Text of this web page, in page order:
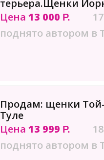
терьера.Щенки
Цена 13 000 Р.
поднято автором в
Продам: щенки
Туле
Цена 13 999 Р.
поднято автором в